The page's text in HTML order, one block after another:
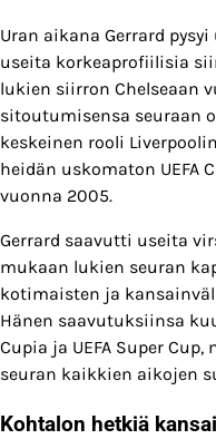
Uran aikana Gerrard
useita korkeaprofiilisia
lukien siirron Chelseaan
sitoutumisensa seuraan
keskeinen rooli
heidän uskomaton UEFA
vuonna 2005.
Gerrard saavutti useita
mukaan lukien seuran
kotimaisten ja
Hänen saavutuksiinsa
Cupia ja UEFA Super
seuran kaikkien aikojen
Kohtalon hetkiä